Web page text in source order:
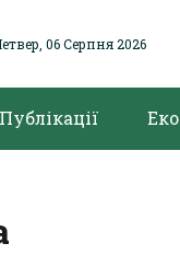
06 Серпня 2026
Публікації Еко